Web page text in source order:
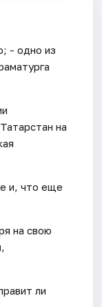
- одно из
на
и, что еще
на свою
ли